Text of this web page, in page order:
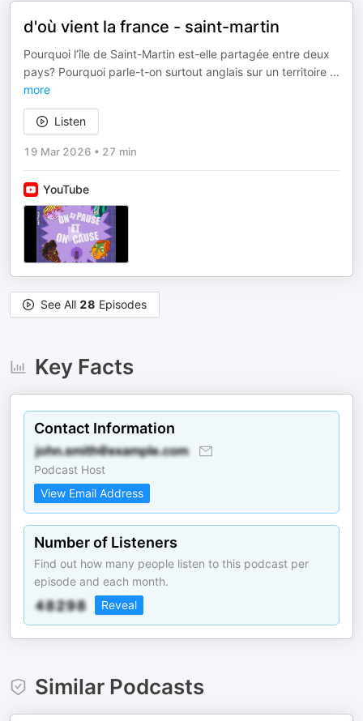
d'où vient la france - saint-martin
Pourquoi l’île de Saint-Martin est-elle partagée entre deux
pays? Pourquoi parle-t-on surtout anglais sur un territoire ...
more
Listen
19 Mar 2026 • 27 min
YouTube
See All 28 Episodes
Key Facts
Contact Information
Podcast Host
View Email Address
Number of Listeners
Find out how many people listen to this podcast per
episode and each month.
Reveal
Similar Podcasts